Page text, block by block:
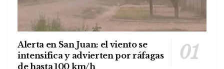
Alerta en San Juan: el viento se
intensifica y advierten por ráfagas
de hasta 100 km/h